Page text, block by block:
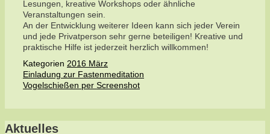
Lesungen, kreative Workshops oder ähnliche
Veranstaltungen sein.
An der Entwicklung weiterer Ideen kann sich jeder Verein
und jede Privatperson sehr gerne beteiligen! Kreative und
praktische Hilfe ist jederzeit herzlich willkommen!
Kategorien 2016 März
Einladung zur Fastenmeditation
Vogelschießen per Screenshot
Aktuelles